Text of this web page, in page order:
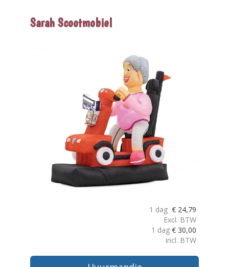
Sarah Scootmobiel
1 dag € 24,79
Excl. BTW
1 dag € 30,00
incl. BTW